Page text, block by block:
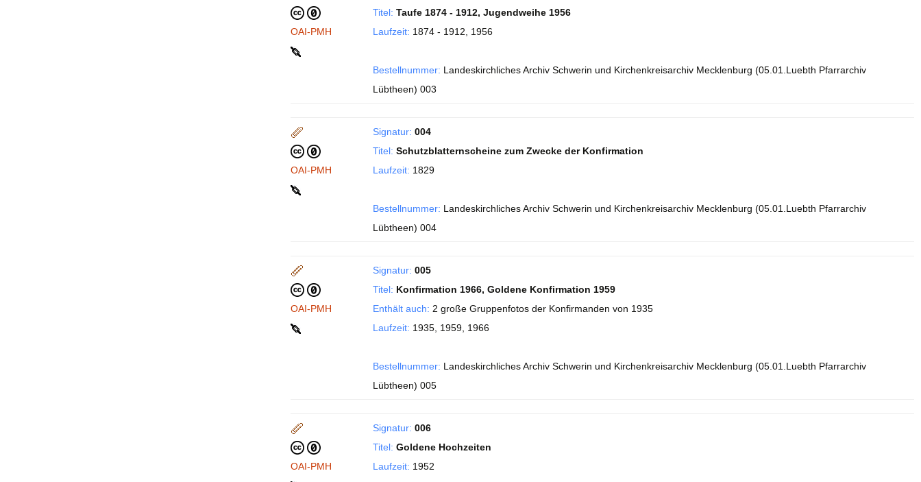
OAI-PMH
Titel: Taufe 1874 - 1912, Jugendweihe 1956
Laufzeit: 1874 - 1912, 1956
Bestellnummer: Landeskirchliches Archiv Schwerin und Kirchenkreisarchiv Mecklenburg (05.01.Luebth Pfarrarchiv
Lübtheen) 003
OAI-PMH
Signatur: 004
Titel: Schutzblatternscheine zum Zwecke der Konfirmation
Laufzeit: 1829
Bestellnummer: Landeskirchliches Archiv Schwerin und Kirchenkreisarchiv Mecklenburg (05.01.Luebth Pfarrarchiv
Lübtheen) 004
OAI-PMH
Signatur: 005
Titel: Konfirmation 1966, Goldene Konfirmation 1959
Enthält auch: 2 große Gruppenfotos der Konfirmanden von 1935
Laufzeit: 1935, 1959, 1966
Bestellnummer: Landeskirchliches Archiv Schwerin und Kirchenkreisarchiv Mecklenburg (05.01.Luebth Pfarrarchiv
Lübtheen) 005
OAI-PMH
Signatur: 006
Titel: Goldene Hochzeiten
Laufzeit: 1952